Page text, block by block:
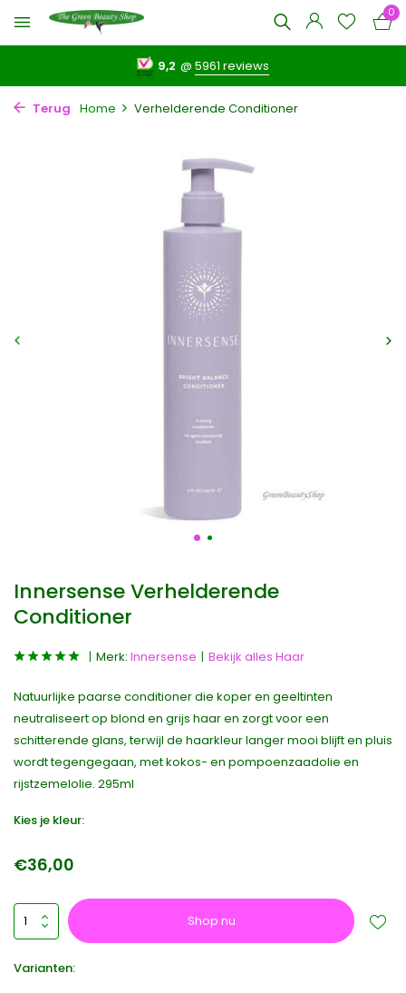
0
9,2 @5961 reviews
Terug Home Verhelderende Conditioner
Innersense Verhelderende
Conditioner
Merk: Innersense Bekijk alles Haar
Natuurlijke paarse conditioner die koper en geeltinten
neutraliseert op blond en grijs haar en zorgt voor een
schitterende glans, terwijl de haarkleur langer mooi blijft en pluis
wordt tegengegaan, met kokos- en pompoenzaadolie en
rijstzemelolie. 295ml
Kies je kleur:
€36,00
Shop nu
Varianten: